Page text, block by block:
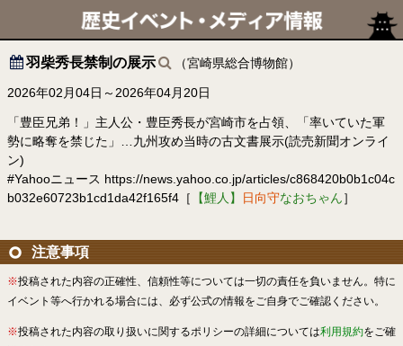
羽柴秀長禁制の展示 （宮崎県総合博物館）
2026年02月04日～2026年04月20日
「豊臣兄弟！」主人公・豊臣秀長が宮崎市を占領、「率いていた軍
勢に略奪を禁じた」…九州攻め当時の古文書展示(読売新聞オンライ
ン)
#Yahooニュース https://news.yahoo.co.jp/articles/c868420b0b1c04c
b032e60723b1cd1da42f165f4［
【鯉人】 日向守なおちゃん］
注意事項
※投稿された内容の正確性、信頼性等については一切の責任を負いません。特に
イベント等へ行かれる場合には、必ず公式の情報をご自身でご確認ください。
※投稿された内容の取り扱いに関するポリシーの詳細については利用規約をご確